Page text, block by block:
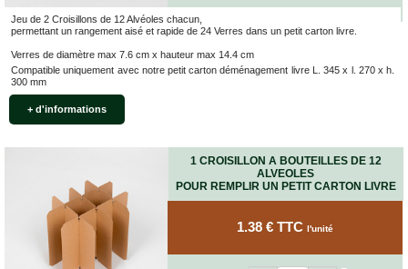
Jeu de 2 Croisillons de 12 Alvéoles chacun,
permettant un rangement aisé et rapide de 24 Verres dans un petit carton livre.
Verres de diamètre max 7.6 cm x hauteur max 14.4 cm
Compatible uniquement avec notre petit carton déménagement livre L. 345 x l. 270 x h.
300 mm
+ d'informations
1 CROISILLON A BOUTEILLES DE 12
ALVEOLES
POUR REMPLIR UN PETIT CARTON LIVRE
1.38 € TTC l'unité